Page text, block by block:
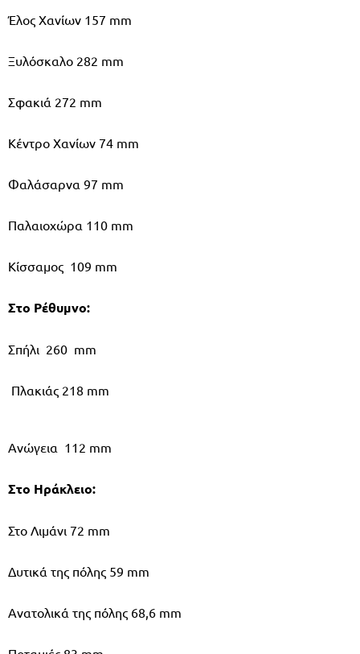
Έλος Χανίων 157 mm
Ξυλόσκαλο 282 mm
Σφακιά 272 mm
Κέντρο Χανίων 74 mm
Φαλάσαρνα 97 mm
Παλαιοχώρα 110 mm
Κίσσαμος 109 mm
Στο Ρέθυμνο:
Σπήλι 260 mm
Πλακιάς 218 mm
Ανώγεια 112 mm
Στο Ηράκλειο:
Στο Λιμάνι 72 mm
Δυτικά της πόλης 59 mm
Ανατολικά της πόλης 68,6 mm